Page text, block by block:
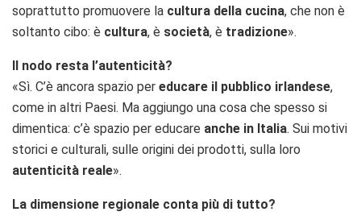
soprattutto promuovere la cultura della cucina, che non è
soltanto cibo: è cultura, è società, è tradizione».
Il nodo resta l’autenticità?
«Sì. C’è ancora spazio per educare il pubblico irlandese,
come in altri Paesi. Ma aggiungo una cosa che spesso si
dimentica: c’è spazio per educare anche in Italia. Sui motivi
storici e culturali, sulle origini dei prodotti, sulla loro
autenticità reale».
La dimensione regionale conta più di tutto?